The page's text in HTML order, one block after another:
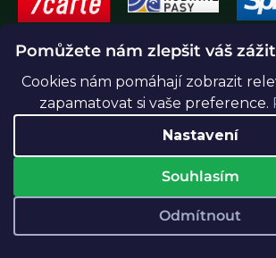
Pomůžete nám zlepšit váš
Cookies nám pomáhají zobrazit
zapamatovat si vaše preference.
Nastavení
Odmítnout
Souhlasím
Vytvořil Shoptet
Greenidea.cz. Všechna
Upravit nastavení cookies